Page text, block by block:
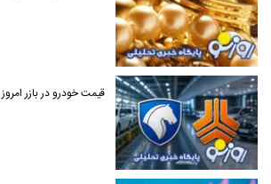
قیمت خودرو در بازر امروز ۱۷ مردادماه ۱۴۰۵